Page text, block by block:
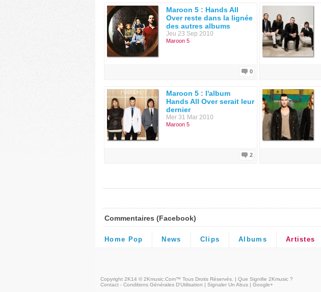
Maroon 5 : Hands All
Over reste dans la lignée
des autres albums
Jeu 23 Sep 2010
Maroon 5
0
Maroon 5 : l'album
Hands All Over serait leur
dernier
Mer 31 Mar 2010
Maroon 5
2
Commentaires (Facebook)
Home Pop News Clips Albums Artistes
Copyright 2K14 © 2Kmusic.com™ Tous Droits Réservés . | Que Signifie 2Kmusic ?
Contact - Conditions Générales D'Utilisation | Signaler Un Abus | Google+